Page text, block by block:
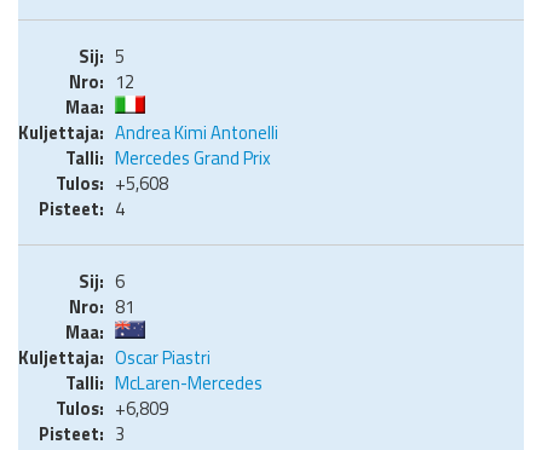
5
12
Andrea Kimi Antonelli
Mercedes Grand Prix
+5,608
4
6
81
Oscar Piastri
McLaren-Mercedes
+6,809
3